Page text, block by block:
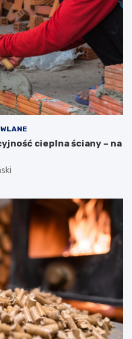
cieplna ściany – na